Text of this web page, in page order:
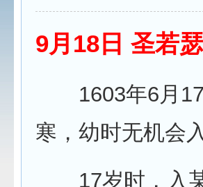
9月18日 圣若
1603年6月17
寒，幼时无机会
17岁时，入某